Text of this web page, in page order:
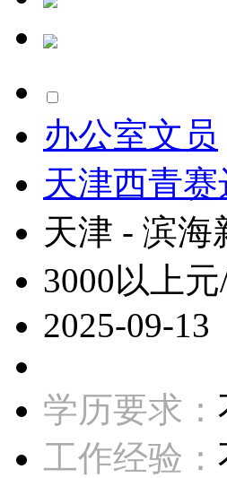
办公室文员
天津西青
天津 - 滨海
3000以上元
2025-09-13
学历要求：
工作经验：